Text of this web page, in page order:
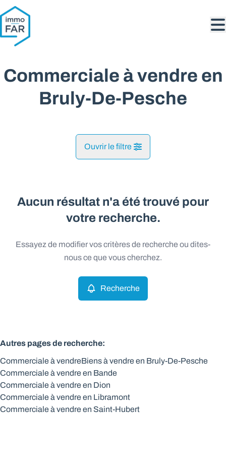
Aller au contenu principal
Commerciale à vendre en
Bruly-De-Pesche
Ouvrir le filtre
Bruly-De-Pesche (5660) Remove
Commerciale Remove
Max. budget
Chercher
Vue de la carte
Recherche Trier par
Aucun résultat n'a été trouvé pour
votre recherche.
Essayez de modifier vos critères de recherche ou dites-
nous ce que vous cherchez.
Recherche
Autres pages de recherche:
Commerciale à vendreBiens à vendre en Bruly-De-Pesche
Commerciale à vendre en Bande
Commerciale à vendre en Dion
Commerciale à vendre en Libramont
Commerciale à vendre en Saint-Hubert